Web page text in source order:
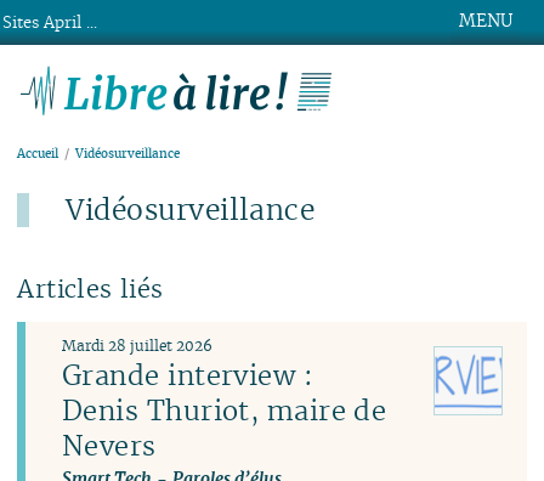
MENU
Accueil Vidéosurveillance
Vidéosurveillance
Articles liés
Grande interview :
Denis Thuriot, maire de
Nevers
Mardi 28 juillet 2026
Sites April ...